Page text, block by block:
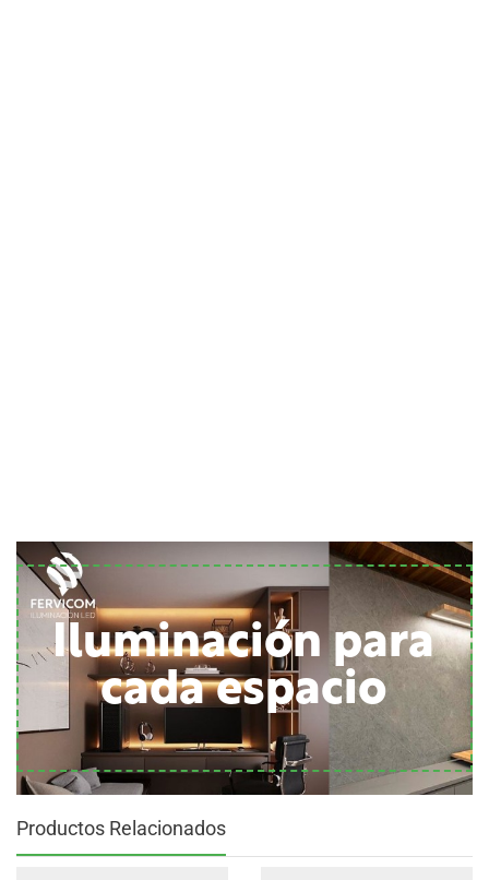
Iluminación para
cada espacio
Productos Relacionados